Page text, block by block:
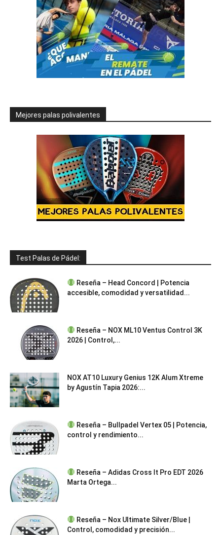
Mejores palas polivalentes
Test Palas de Pádel:
Reseña – Head Concord | Potencia
accesible, comodidad y versatilidad...
Reseña – NOX ML10 Ventus Control 3K
2026 | Control,...
NOX AT10 Luxury Genius 12K Alum Xtreme
by Agustín Tapia 2026:...
Reseña – Bullpadel Vertex 05 | Potencia,
control y rendimiento...
Reseña – Adidas Cross It Pro EDT 2026
Marta Ortega...
Reseña – Nox Ultimate Silver/Blue |
Control, comodidad y precisión...